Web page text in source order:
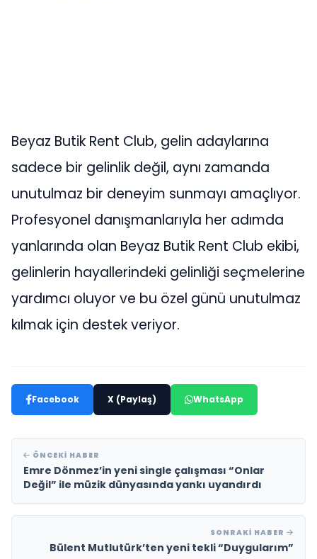
Beyaz Butik Rent Club, gelin adaylarına
sadece bir gelinlik değil, aynı zamanda
unutulmaz bir deneyim sunmayı amaçlıyor.
Profesyonel danışmanlarıyla her adımda
yanlarında olan Beyaz Butik Rent Club ekibi,
gelinlerin hayallerindeki gelinliği seçmelerine
yardımcı oluyor ve bu özel günü unutulmaz
kılmak için destek veriyor.
Facebook X (Paylaş) WhatsApp
ÖNCEKI HABER
Emre Dönmez’in yeni single çalışması “Onlar
Değil” ile müzik dünyasında yankı uyandırdı
SONRAKI HABER
Bülent Mutlutürk’ten yeni tekli “Duygularım”